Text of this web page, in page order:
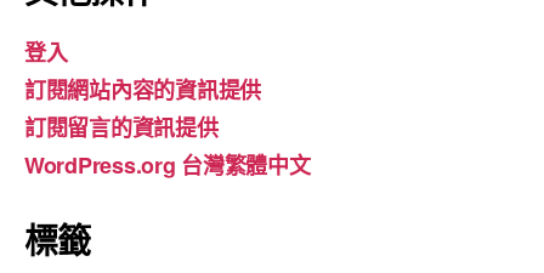
b
o
o
k
gr
a
m
u
b
e
登入
訂閱網站內容的資訊提供
訂閱留言的資訊提供
WordPress.org 台灣繁體中文
標籤